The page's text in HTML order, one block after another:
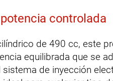
controlada
de 490 cc, este
equilibrada que se
de inyección